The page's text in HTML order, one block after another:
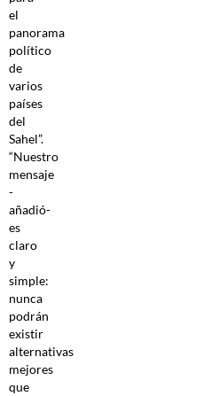
el
panorama
político
de
varios
países
del
Sahel”.
“Nuestro
mensaje
-
añadió-
es
claro
y
simple:
nunca
podrán
existir
alternativas
mejores
que